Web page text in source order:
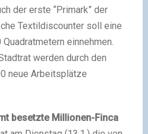
der erste “Primark” der
Textildiscounter soll eine
einnehmen.
werden durch den
neue Arbeitsplätze
besetzte Millionen-Finca